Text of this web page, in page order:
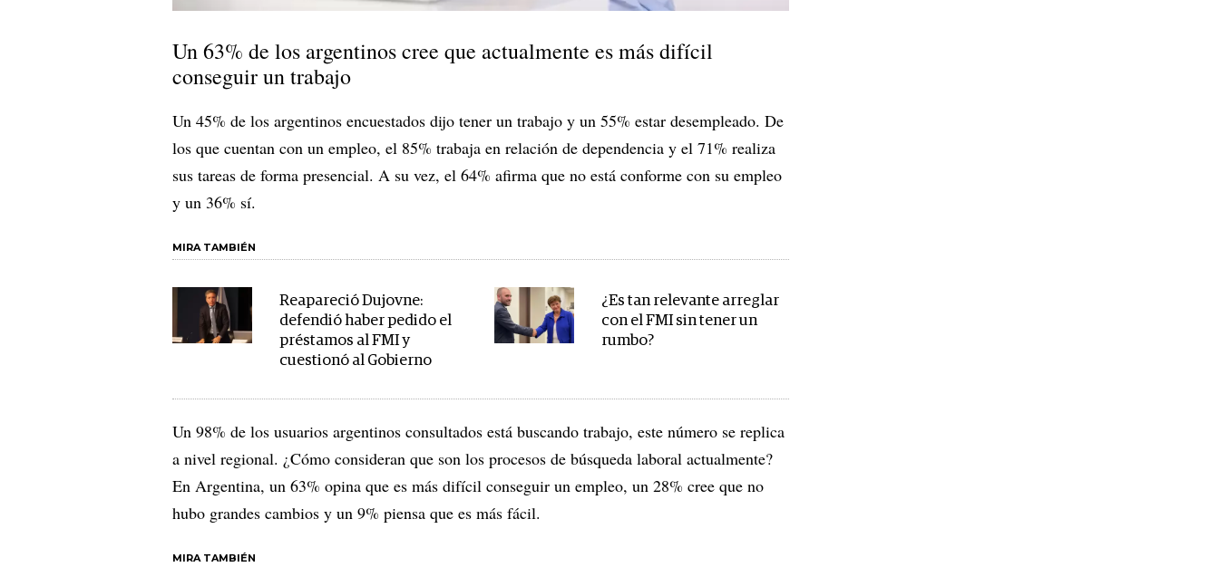
Un 63% de los argentinos cree que actualmente es más difícil
conseguir un trabajo
Un 45% de los argentinos encuestados dijo tener un trabajo y un 55% estar desempleado. De
los que cuentan con un empleo, el 85% trabaja en relación de dependencia y el 71% realiza
sus tareas de forma presencial. A su vez, el 64% afirma que no está conforme con su empleo
y un 36% sí.
MIRA TAMBIÉN
Reapareció Dujovne:
defendió haber pedido el
préstamos al FMI y
cuestionó al Gobierno
¿Es tan relevante arreglar
con el FMI sin tener un
rumbo?
Un 98% de los usuarios argentinos consultados está buscando trabajo, este número se replica
a nivel regional. ¿Cómo consideran que son los procesos de búsqueda laboral actualmente?
En Argentina, un 63% opina que es más difícil conseguir un empleo, un 28% cree que no
hubo grandes cambios y un 9% piensa que es más fácil.
MIRA TAMBIÉN